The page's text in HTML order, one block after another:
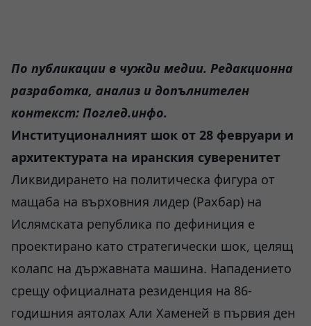
По публикации в чужди медии. Редакционна
разработка, анализ и допълнителен
контекст: Поглед.инфо.
Институционалният шок от 28 февруари и
архитектурата на иранския суверенитет
Ликвидирането на политическа фигура от
мащаба на върховния лидер (Рахбар) на
Ислямската република по дефиниция е
проектирано като стратегически шок, целящ
колапс на държавната машина. Нападението
срещу официалната резиденция на 86-
годишния аятолах Али Хаменей в първия ден